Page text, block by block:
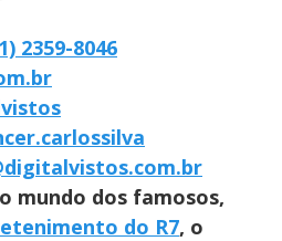
2359-8046
mundo dos famosos,
do R7, o